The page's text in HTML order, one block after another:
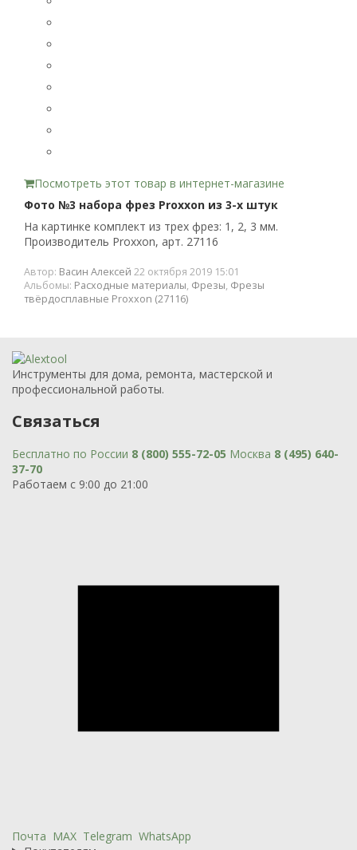
Посмотреть этот товар в интернет-магазине
Фото №3 набора фрез Proxxon из 3-х штук
На картинке комплект из трех фрез: 1, 2, 3 мм.
Производитель Proxxon, арт. 27116
Автор: Васин Алексей 22 октября 2019 15:01
Альбомы: Расходные материалы, Фрезы, Фрезы
твёрдосплавные Proxxon (27116)
Инструменты для дома, ремонта, мастерской и
профессиональной работы.
Связаться
Бесплатно по России 8 (800) 555-72-05 Москва 8 (495) 640-
37-70
Работаем с 9:00 до 21:00
Почта MAX Telegram WhatsApp